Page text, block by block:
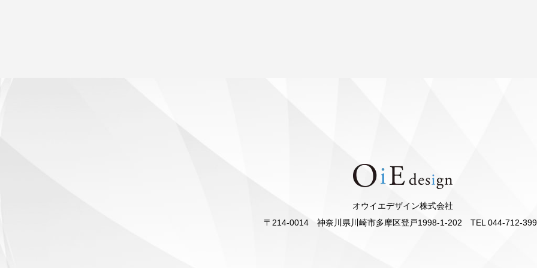
オウイエデザイン株式会社
〒214-0014 神奈川県川崎市多摩区登戸1998-1-202 TEL 044-712-